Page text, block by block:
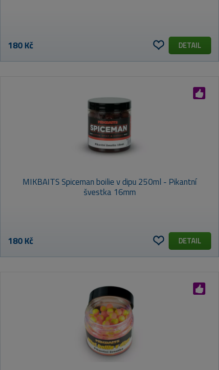
180 Kč DETAIL
MIKBAITS Spiceman boilie v dipu 250ml - Pikantní
švestka 16mm
180 Kč DETAIL